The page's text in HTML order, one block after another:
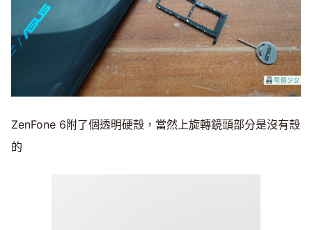
ZenFone 6附了個透明硬殼，當然上旋轉鏡頭部分是沒有殼
的